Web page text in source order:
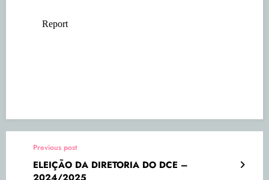
Previous post
ELEIÇÃO DA DIRETORIA DO DCE –